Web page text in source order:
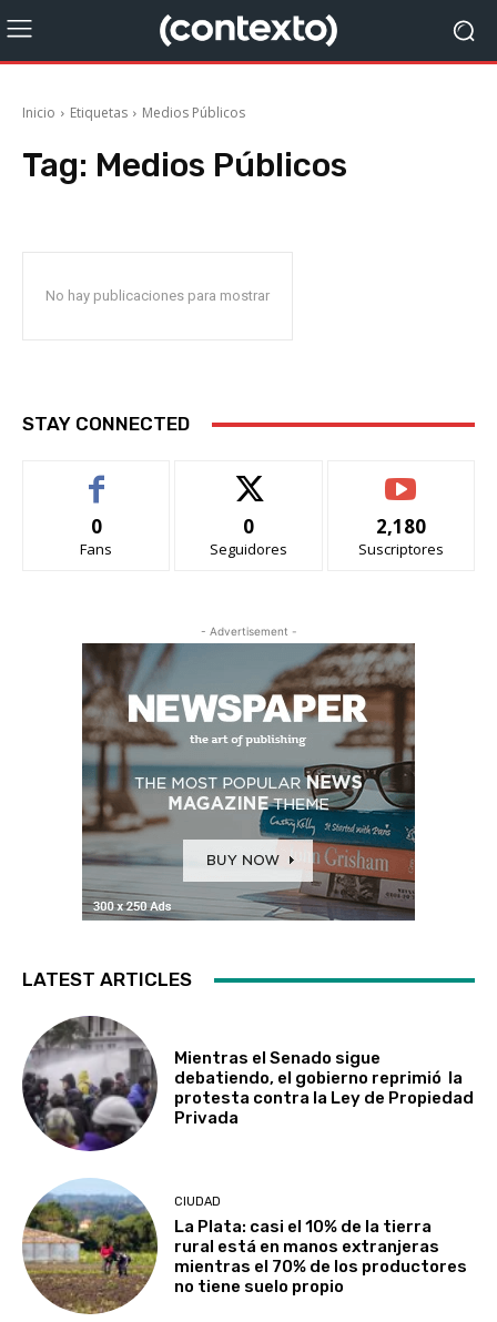
Inicio Etiquetas Medios Públicos
Tag: Medios Públicos
No hay publicaciones para mostrar
STAY CONNECTED
0
Fans
0
Seguidores
2,180
Suscriptores
- Advertisement -
LATEST ARTICLES
Mientras el Senado sigue
debatiendo, el gobierno reprimió la
protesta contra la Ley de Propiedad
Privada
CIUDAD
La Plata: casi el 10% de la tierra
rural está en manos extranjeras
mientras el 70% de los productores
no tiene suelo propio